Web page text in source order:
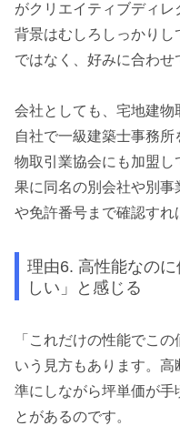
がクリエイティブディ
背景はむしろしっかりし
ではなく、好みに合わせ
会社としても、宅地建物
自社で一級建築士事務
物取引業協会にも加盟
果に同名の別会社や別事
や免許番号まで確認すれ
理由6. 高性能なの
しい」と感じる
「これだけの性能でこ
いう見方もあります。
準にしながら坪単価が手
とがあるのです。